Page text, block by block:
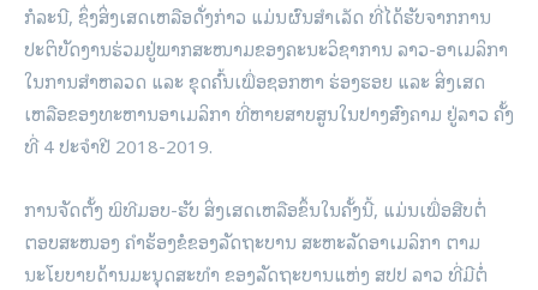
ກໍລະນີ, ຊຶ່ງສິ່ງເສດເຫລືອດັ່ງກ່າວ ແມ່ນຜົນສໍາເລັດ ທີ່ໄດ້ຮັບຈາກການ
ປະຕິບັດງານຮ່ວມຢູ່ພາກສະໜາມຂອງຄະນະວິຊາການ ລາວ-ອາເມລິກາ
ໃນການສໍາຫລວດ ແລະ ຂຸດຄົ້ນເພື່ອຊອກຫາ ຮ່ອງຮອຍ ແລະ ສິ່ງເສດ
ເຫລືອຂອງທະຫານອາເມລິກາ ທີ່ຫາຍສາບສູນໃນປາງສົງຄາມ ຢູ່ລາວ ຄັ້ງ
ທີ່ 4 ປະຈໍາປີ 2018-2019.
ການຈັດຕັ້ງ ພິທີມອບ-ຮັບ ສິ່ງເສດເຫລືອຂຶ້ນໃນຄັ້ງນີ້, ແມ່ນເພື່ອສືບຕໍ່
ຕອບສະໜອງ ຄໍາຮ້ອງຂໍຂອງລັດຖະບານ ສະຫະລັດອາເມລິກາ ຕາມ
ນະໂຍບາຍດ້ານມະນຸດສະທໍາ ຂອງລັດຖະບານແຫ່ງ ສປປ ລາວ ທີ່ມີຕໍ່